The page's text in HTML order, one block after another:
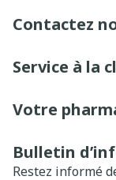
Contactez
Service à la
Votre
Bulletin
Restez informé